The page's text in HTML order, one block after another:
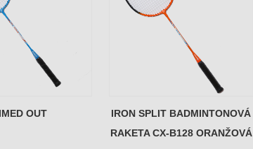
OUT
IRON SPLIT BADMINTONOVÁ
RAKETA CX-B128 ORANŽOVÁ